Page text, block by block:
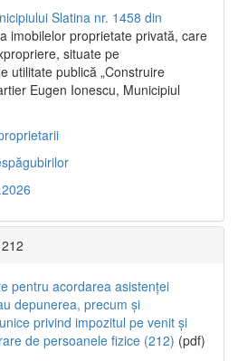
Slatina nr. 1458 din
imobilelor proprietate privată, care
situate pe
utilitate publică „Construire
Eugen Ionescu, Municipiul
pentru acordarea asistenței
depunerea, precum și
privind impozitul pe venit și
de persoanele fizice (212) (pdf)